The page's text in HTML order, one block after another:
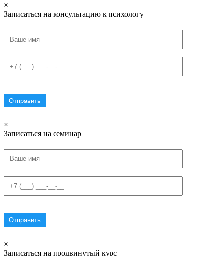
×
Записаться на консультацию к психологу
×
Записаться на семинар
×
Записаться на продвинутый курс